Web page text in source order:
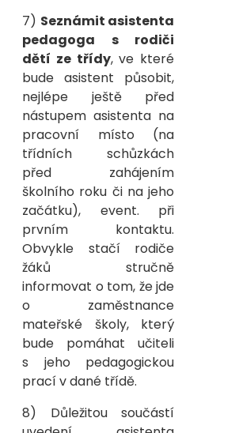
7) Seznámit asistenta
pedagoga s rodiči
dětí ze třídy, ve které
bude asistent působit,
nejlépe ještě před
nástupem asistenta na
pracovní místo (na
třídních schůzkách
před zahájením
školního roku či na jeho
začátku), event. při
prvním kontaktu.
Obvykle stačí rodiče
žáků stručně
informovat o tom, že jde
o zaměstnance
mateřské školy, který
bude pomáhat učiteli
s jeho pedagogickou
prací v dané třídě.
8) Důležitou součástí